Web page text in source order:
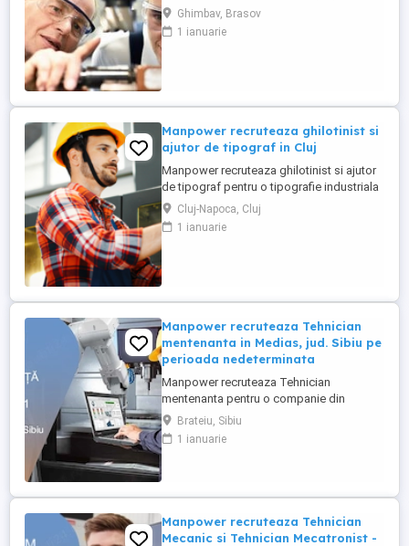
nedeterminata pentru o companie din
Ghimbav conform urmatoarelor cerinte: -
disponibilitate de a lucra in 3 schimburi; -
Ghimbav, Brasov
1 ianuarie
Manpower recruteaza ghilotinist si
ajutor de tipograf in Cluj
Manpower recruteaza ghilotinist si ajutor
de tipograf pentru o tipografie industriala
care produce etichete si materiale tiparite
pentru bauturi, produse FMCG si
ambalaje. Cerinte: - disponibilitate in a
Cluj-Napoca, Cluj
1 ianuarie
Manpower recruteaza Tehnician
mentenanta in Medias, jud. Sibiu pe
perioada nedeterminata
Manpower recruteaza Tehnician
mentenanta pentru o companie din
Medias unde principala activitate este
fabricarea de piese si accesorii pentru
autovehicule(se produc componente din
subansamble pentru industria auto).
Brateiu, Sibiu
1 ianuarie
Manpower recruteaza Tehnician
Mecanic si Tehnician Mecatronist -